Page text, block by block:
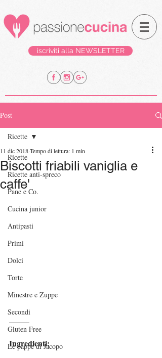
iscriviti alla NEWSLETTER
Post
Ricette
Ricette anti-spreco
Pane e Co.
Cucina junior
Antipasti
Primi
Dolci
Torte
Minestre e Zuppe
Secondi
Gluten Free
Le pappe di Jacopo
Ricette
Biscotti friabili vaniglia e
caffe'
11 dic 2018Tempo di lettura: 1 min
Ingredienti: